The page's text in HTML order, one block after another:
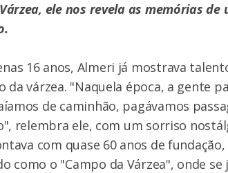
ele nos revela as memórias
16 anos, Almeri já mostrava
da várzea. "Naquela época, a gente
de caminhão, pagávamos
relembra ele, com um sorriso
com quase 60 anos de
como o "Campo da Várzea", onde